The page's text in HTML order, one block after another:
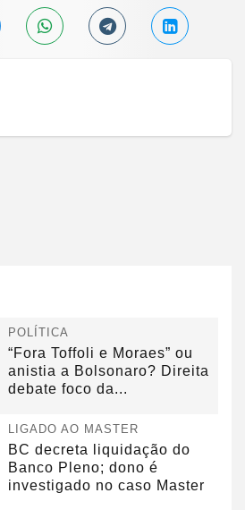
POLÍTICA
“Fora Toffoli e Moraes” ou
anistia a Bolsonaro? Direita
debate foco da...
LIGADO AO MASTER
BC decreta liquidação do
Banco Pleno; dono é
investigado no caso Master